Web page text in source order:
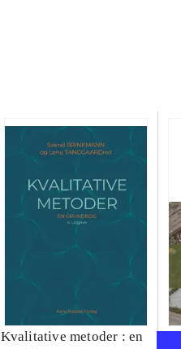
Kvalitative metoder : en